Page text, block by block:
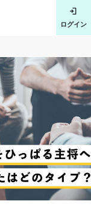
ログイン